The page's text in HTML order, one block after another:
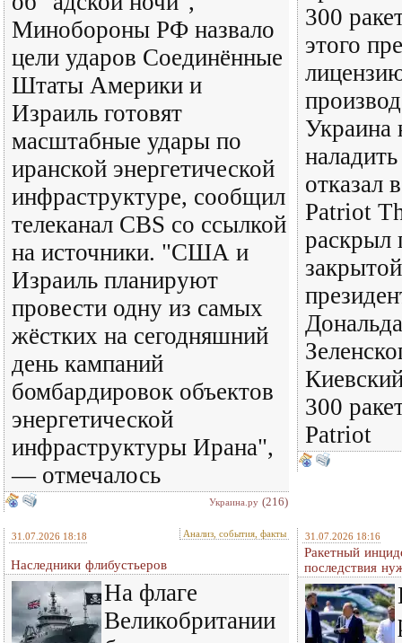
Минобороны РФ назвало
цели ударов Соединённые
Штаты Америки и
Израиль готовят
масштабные удары по
иранской энергетической
инфраструктуре, сообщил
телеканал CBS со ссылкой
на источники. "США и
Израиль планируют
провести одну из самых
жёстких на сегодняшний
день кампаний
бомбардировок объектов
энергетической
инфраструктуры Ирана",
— отмечалось
Украина.ру (216)
300
этого
Украина
отказал
Patriot
раскрыл
300
Patriot
31.07.2026 18:18 Анализ, события, факты
Наследники флибустьеров
На флаге
Великобритании
31.07.2026 18:16
Ракетный
последствия